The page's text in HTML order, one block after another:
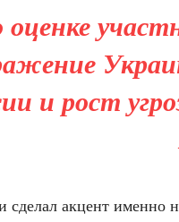
и рост
сделал акцент именно